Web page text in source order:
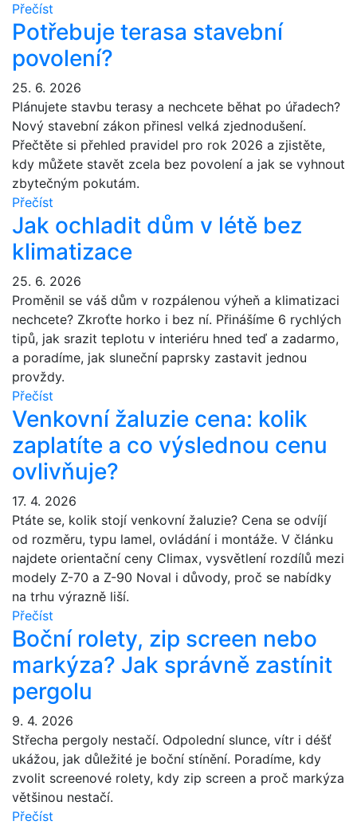
Přečíst
Potřebuje terasa stavební
povolení?
25. 6. 2026
Plánujete stavbu terasy a nechcete běhat po úřadech?
Nový stavební zákon přinesl velká zjednodušení.
Přečtěte si přehled pravidel pro rok 2026 a zjistěte,
kdy můžete stavět zcela bez povolení a jak se vyhnout
zbytečným pokutám.
Přečíst
Jak ochladit dům v létě bez
klimatizace
25. 6. 2026
Proměnil se váš dům v rozpálenou výheň a klimatizaci
nechcete? Zkroťte horko i bez ní. Přinášíme 6 rychlých
tipů, jak srazit teplotu v interiéru hned teď a zadarmo,
a poradíme, jak sluneční paprsky zastavit jednou
provždy.
Přečíst
Venkovní žaluzie cena: kolik
zaplatíte a co výslednou cenu
ovlivňuje?
17. 4. 2026
Ptáte se, kolik stojí venkovní žaluzie? Cena se odvíjí
od rozměru, typu lamel, ovládání i montáže. V článku
najdete orientační ceny Climax, vysvětlení rozdílů mezi
modely Z-70 a Z-90 Noval i důvody, proč se nabídky
na trhu výrazně liší.
Přečíst
Boční rolety, zip screen nebo
markýza? Jak správně zastínit
pergolu
9. 4. 2026
Střecha pergoly nestačí. Odpolední slunce, vítr i déšť
ukážou, jak důležité je boční stínění. Poradíme, kdy
zvolit screenové rolety, kdy zip screen a proč markýza
většinou nestačí.
Přečíst